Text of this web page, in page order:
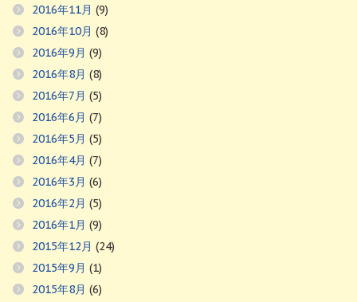
2016年11月 (9)
2016年10月 (8)
2016年9月 (9)
2016年8月 (8)
2016年7月 (5)
2016年6月 (7)
2016年5月 (5)
2016年4月 (7)
2016年3月 (6)
2016年2月 (5)
2016年1月 (9)
2015年12月 (24)
2015年9月 (1)
2015年8月 (6)